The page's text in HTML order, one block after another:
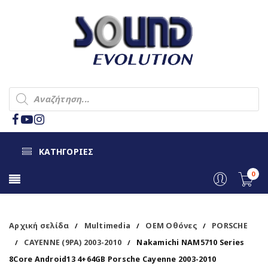
ΚΑΤΗΓΟΡΙΕΣ
0
Αρχική σελίδα / Multimedia / OEM Οθόνες / PORSCHE
/ CAYENNE (9PA) 2003-2010 /
Nakamichi NAM5710 Series
8Core Android13 4+64GB Porsche Cayenne 2003-2010